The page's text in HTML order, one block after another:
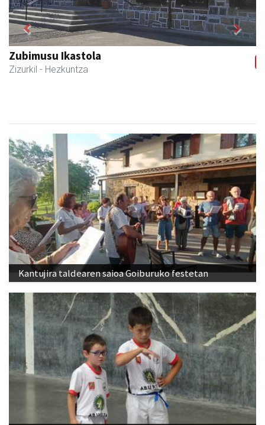
Zizurkilgo Udala
Zizurkil - Udaletxeak
Previous Next
Kantujira taldearen saioa Goiburuko festetan